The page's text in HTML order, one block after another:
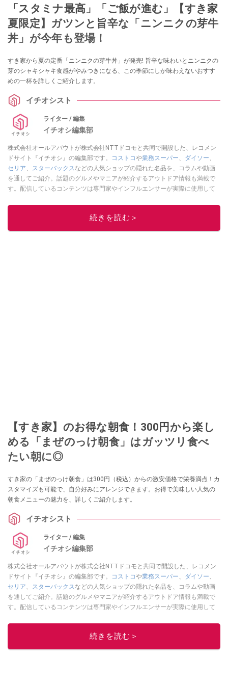
「スタミナ最高」「ご飯が進む」【すき家
夏限定】ガツンと旨辛な「ニンニクの芽牛
丼」が今年も登場！
すき家から夏の定番「ニンニクの芽牛丼」が発売! 旨辛な味わいとニンニクの
芽のシャキシャキ食感がやみつきになる、この季節にしか味わえないおすす
めの一杯を詳しくご紹介します。
イチオシスト
ライター / 編集
イチオシ編集部
株式会社オールアバウトが株式会社NTTドコモと共同で開設した、レコメン
ドサイト『イチオシ』の編集部です。
コストコや業務スーパー、 ダイソー、
セリア、 スターバックスなどの人気ショップの隠れた名品を、コラムや動画
を通してご紹介。話題のグルメやマニアが紹介するアウトドア情報も満載で
す。配信しているコンテンツは専門家やインフルエンサーが実際に使用して
ニュースでフォロー
続きを読む＞
【すき家】のお得な朝食！300円から楽し
める「まぜのっけ朝食」はガッツリ食べ
たい朝に◎
すき家の「まぜのっけ朝食」は300円（税込）からの激安価格で栄養満点！カ
スタマイズも可能で、自分好みにアレンジできます。お得で美味しい人気の
朝食メニューの魅力を、詳しくご紹介します。
イチオシスト
ライター / 編集
イチオシ編集部
株式会社オールアバウトが株式会社NTTドコモと共同で開設した、レコメン
ドサイト『イチオシ』の編集部です。
コストコや業務スーパー、 ダイソー、
セリア、 スターバックスなどの人気ショップの隠れた名品を、コラムや動画
を通してご紹介。話題のグルメやマニアが紹介するアウトドア情報も満載で
す。配信しているコンテンツは専門家やインフルエンサーが実際に使用して
ニュースでフォロー
続きを読む＞